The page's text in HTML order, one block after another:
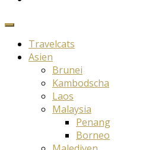
Travelcats
Asien
Brunei
Kambodscha
Laos
Malaysia
Penang
Borneo